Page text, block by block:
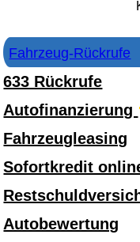
Fahrzeug-Rückrufe
633 Rückrufe
Autofinanzierung
Fahrzeugleasing
Sofortkredit
Autobewertung